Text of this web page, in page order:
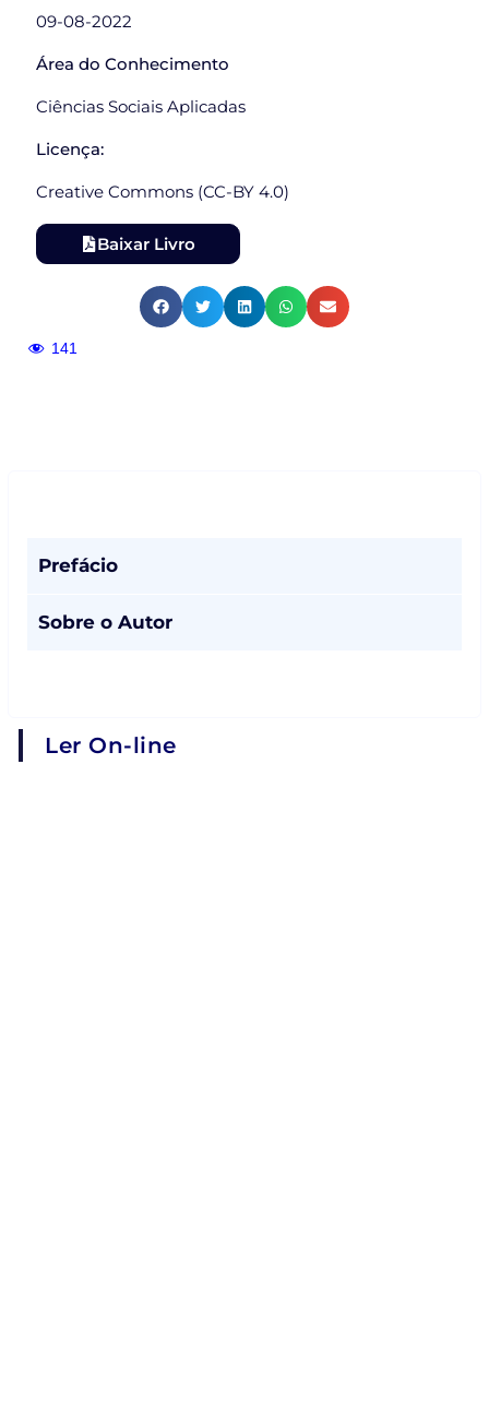
09-08-2022
Área do Conhecimento
Ciências Sociais Aplicadas
Licença:
Creative Commons (CC-BY 4.0)
Baixar Livro
141
Prefácio
Sobre o Autor
Ler On-line